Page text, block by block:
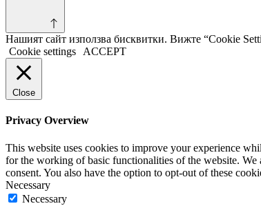
Нашият сайт използва бисквитки. Вижте “Cookie
Cookie settings
ACCEPT
Close
Privacy Overview
This website uses cookies to improve your experience
for the working of basic functionalities of the website.
consent. You also have the option to opt-out of these
Necessary
Necessary